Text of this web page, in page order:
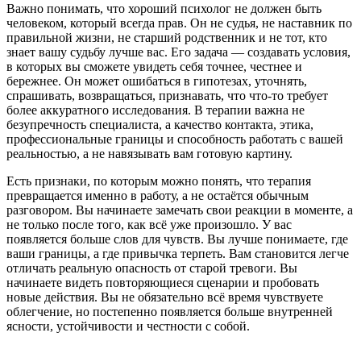
Важно понимать, что хороший психолог не должен быть
человеком, который всегда прав. Он не судья, не наставник по
правильной жизни, не старший родственник и не тот, кто
знает вашу судьбу лучше вас. Его задача — создавать условия,
в которых вы сможете увидеть себя точнее, честнее и
бережнее. Он может ошибаться в гипотезах, уточнять,
спрашивать, возвращаться, признавать, что что-то требует
более аккуратного исследования. В терапии важна не
безупречность специалиста, а качество контакта, этика,
профессиональные границы и способность работать с вашей
реальностью, а не навязывать вам готовую картину.
Есть признаки, по которым можно понять, что терапия
превращается именно в работу, а не остаётся обычным
разговором. Вы начинаете замечать свои реакции в моменте, а
не только после того, как всё уже произошло. У вас
появляется больше слов для чувств. Вы лучше понимаете, где
ваши границы, а где привычка терпеть. Вам становится легче
отличать реальную опасность от старой тревоги. Вы
начинаете видеть повторяющиеся сценарии и пробовать
новые действия. Вы не обязательно всё время чувствуете
облегчение, но постепенно появляется больше внутренней
ясности, устойчивости и честности с собой.